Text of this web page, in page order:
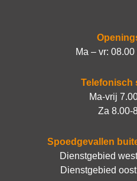
Ma – vr:
Telefonisch
Ma-vrij
Za 8.00-
Spoedgevallen
Dienstgebied
Dienstgebied